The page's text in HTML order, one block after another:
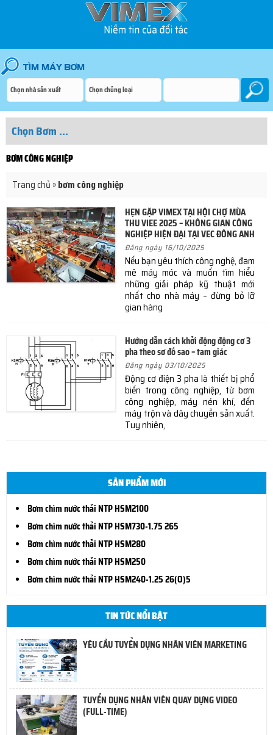
BƠM CÔNG NGHIỆP
Trang chủ »bơm công nghiệp
HẸN GẶP VIMEX TẠI HỘI CHỢ MÙA
THU VIEE 2025 – KHÔNG GIAN CÔNG
NGHIỆP HIỆN ĐẠI TẠI VEC ĐÔNG ANH
Đăng ngày 16/10/2025
Nếu bạn yêu thích công nghệ, đam
mê máy móc và muốn tìm hiểu
những giải pháp kỹ thuật mới
nhất cho nhà máy – đừng bỏ lỡ
gian hàng
Hướng dẫn cách khởi động động cơ 3
pha theo sơ đồ sao – tam giác
Đăng ngày 03/10/2025
Động cơ điện 3 pha là thiết bị phổ
biến trong công nghiệp, từ bơm
công nghiệp, máy nén khí, đến
máy trộn và dây chuyền sản xuất.
Tuy nhiên,
SẢN PHẨM MỚI
Bơm chìm nước thải NTP HSM2100
Bơm chìm nước thải NTP HSM730-1.75 265
Bơm chìm nước thải NTP HSM280
Bơm chìm nước thải NTP HSM250
Bơm chìm nước thải NTP HSM240-1.25 26(O)5
TIN TỨC NỔI BẬT
YÊU CẦU TUYỂN DỤNG NHÂN VIÊN MARKETING
TUYỂN DỤNG NHÂN VIÊN QUAY DỰNG VIDEO
(FULL-TIME)